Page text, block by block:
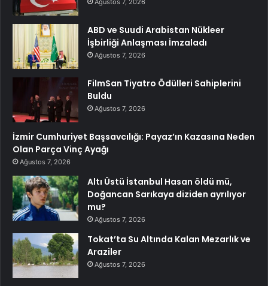
Ağustos 7, 2026
ABD ve Suudi Arabistan Nükleer
İşbirliği Anlaşması İmzaladı
Ağustos 7, 2026
FilmSan Tiyatro Ödülleri Sahiplerini
Buldu
Ağustos 7, 2026
İzmir Cumhuriyet Başsavcılığı: Payaz’ın Kazasına Neden
Olan Parça Vinç Ayağı
Ağustos 7, 2026
Altı Üstü İstanbul Hasan öldü mü,
Doğancan Sarıkaya diziden ayrılıyor
mu?
Ağustos 7, 2026
Tokat’ta Su Altında Kalan Mezarlık ve
Araziler
Ağustos 7, 2026